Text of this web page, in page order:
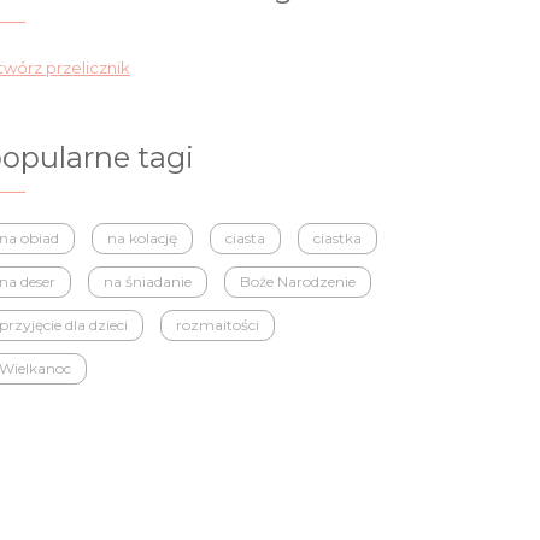
przelicznik
tagi
na obiad na kolację ciasta ciastka
na deser na śniadanie Boże Narodzenie
przyjęcie dla dzieci rozmaitości
Wielkanoc